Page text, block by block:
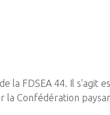
la FDSEA 44. Il
la Confédération